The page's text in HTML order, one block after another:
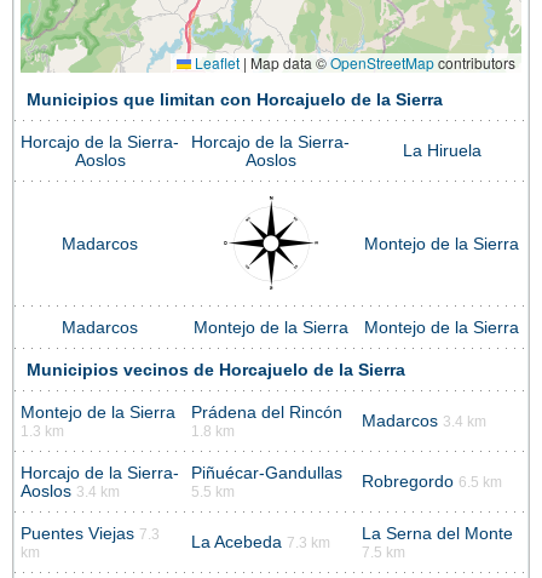
Leaflet | Map data ©OpenStreetMapcontributors
Municipios que limitan con Horcajuelo de la Sierra
Horcajo de la Sierra-
Aoslos
Horcajo de la Sierra-
Aoslos
La Hiruela
Madarcos Montejo de la Sierra
Madarcos Montejo de la Sierra Montejo de la Sierra
Municipios vecinos de Horcajuelo de la Sierra
Montejo de la Sierra
1.3 km
Prádena del Rincón
1.8 km
Madarcos 3.4 km
Horcajo de la Sierra-
Aoslos 3.4 km
Piñuécar-Gandullas
5.5 km
Robregordo 6.5 km
Puentes Viejas 7.3
km
La Acebeda 7.3 km La Serna del Monte
7.5 km